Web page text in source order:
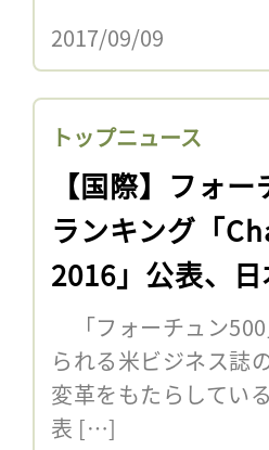
2017/09/09
トップニュース
【国際】フォ
ランキング「
2016」公表、
「フォーチュン
られる米ビジネス誌
変革をもたらしてい
表 […]